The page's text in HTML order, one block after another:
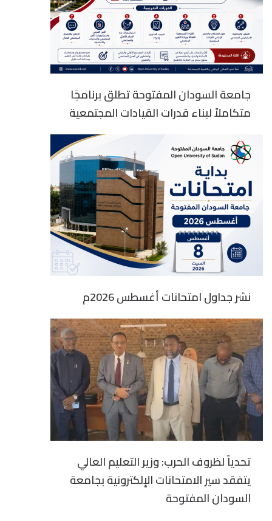
جامعة السودان المفتوحة تطلق برنامجًا
متكاملاً لبناء قدرات القيادات المجتمعية
نشر جداول امتحانات أغسطس 2026م
تحدياً لظروف الحرب: وزير التعليم العالي
يتفقد سير الامتحانات الإلكترونية بجامعة
السودان المفتوحة